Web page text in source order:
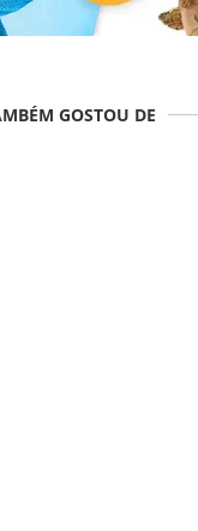
GOSTOU DE